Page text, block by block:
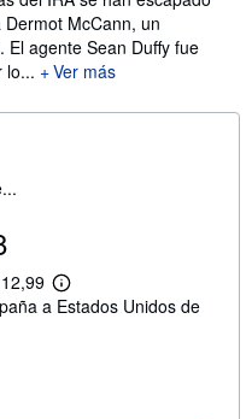
McCann, un
agente Sean Duffy fue
lo...
Ver más
M
á
a Estados Unidos de